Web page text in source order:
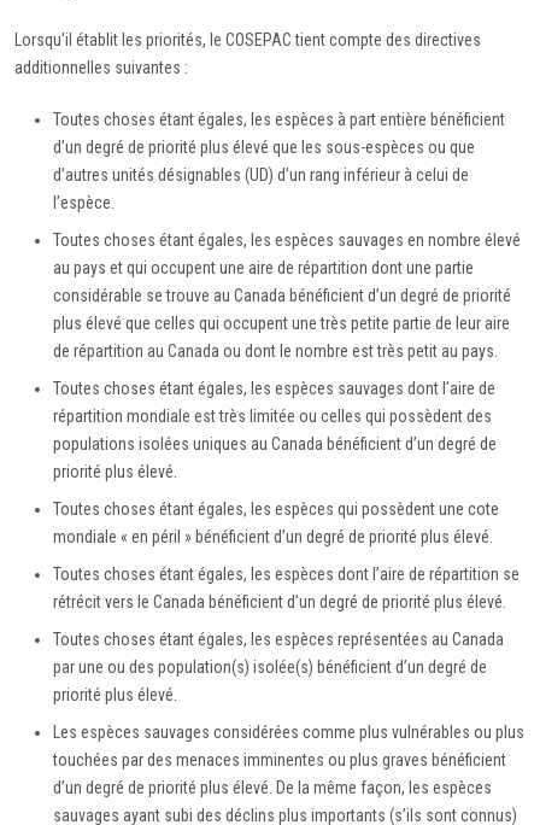
Lorsqu’il établit les priorités, le COSEPAC tient compte des directives
additionnelles suivantes :
Toutes choses étant égales, les espèces à part entière bénéficient
d’un degré de priorité plus élevé que les sous-espèces ou que
d’autres unités désignables (UD) d’un rang inférieur à celui de
l’espèce.
Toutes choses étant égales, les espèces sauvages en nombre élevé
au pays et qui occupent une aire de répartition dont une partie
considérable se trouve au Canada bénéficient d’un degré de priorité
plus élevé que celles qui occupent une très petite partie de leur aire
de répartition au Canada ou dont le nombre est très petit au pays.
Toutes choses étant égales, les espèces sauvages dont l’aire de
répartition mondiale est très limitée ou celles qui possèdent des
populations isolées uniques au Canada bénéficient d’un degré de
priorité plus élevé.
Toutes choses étant égales, les espèces qui possèdent une cote
mondiale « en péril » bénéficient d’un degré de priorité plus élevé.
Toutes choses étant égales, les espèces dont l’aire de répartition se
rétrécit vers le Canada bénéficient d’un degré de priorité plus élevé.
Toutes choses étant égales, les espèces représentées au Canada
par une ou des population(s) isolée(s) bénéficient d’un degré de
priorité plus élevé.
Les espèces sauvages considérées comme plus vulnérables ou plus
touchées par des menaces imminentes ou plus graves bénéficient
d’un degré de priorité plus élevé. De la même façon, les espèces
sauvages ayant subi des déclins plus importants (s’ils sont connus)